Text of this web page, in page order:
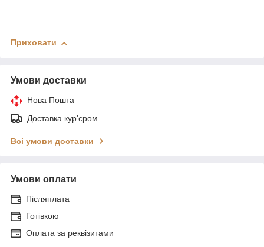
Приховати
Умови доставки
Нова Пошта
Доставка кур'єром
Всі умови доставки
Умови оплати
Післяплата
Готівкою
Оплата за реквізитами